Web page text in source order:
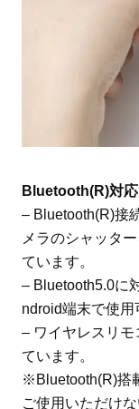
Bluetooth(R)対
– Bluetooth(R)接
メラのシャッタ
ています。
– Bluetooth5.0に
ndroid端末で使用
– ワイヤレスリ
ています。
※Bluetooth(R)搭
ご使用いただけ